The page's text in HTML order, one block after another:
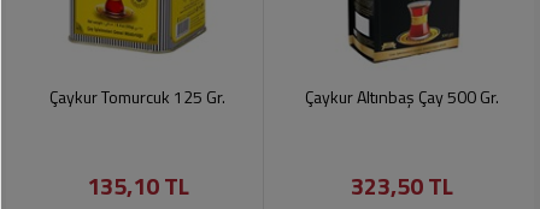
Çaykur Tomurcuk 125 Gr.
135,10 TL
Çaykur Altınbaş Çay 500 Gr.
323,50 TL